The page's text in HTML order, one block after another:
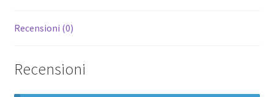
Recensioni (0)
Recensioni